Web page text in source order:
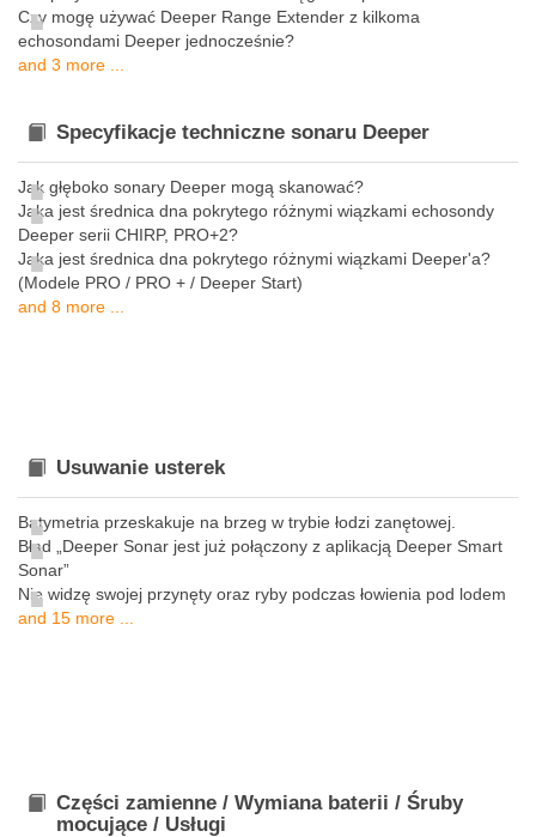
Czy mogę używać Deeper Range Extender z kilkoma
echosondami Deeper jednocześnie?
and 3 more ...
Specyfikacje techniczne sonaru Deeper
Jak głęboko sonary Deeper mogą skanować?
Jaka jest średnica dna pokrytego różnymi wiązkami echosondy
Deeper serii CHIRP, PRO+2?
Jaka jest średnica dna pokrytego różnymi wiązkami Deeper'a?
(Modele PRO / PRO + / Deeper Start)
and 8 more ...
Usuwanie usterek
Batymetria przeskakuje na brzeg w trybie łodzi zanętowej.
Błąd „Deeper Sonar jest już połączony z aplikacją Deeper Smart
Sonar”
Nie widzę swojej przynęty oraz ryby podczas łowienia pod lodem
and 15 more ...
Części zamienne / Wymiana baterii / Śruby
mocujące / Usługi